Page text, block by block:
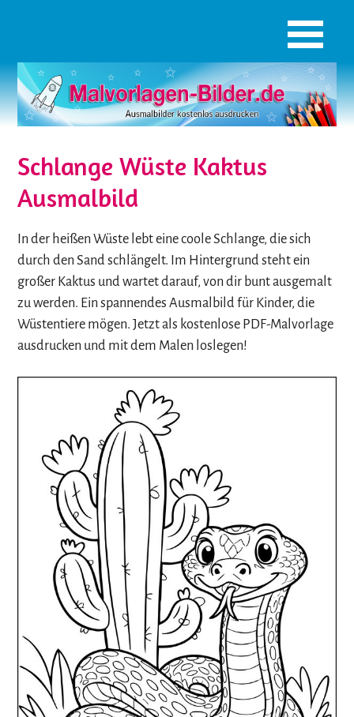
Schlange Wüste Kaktus
Ausmalbild
In der heißen Wüste lebt eine coole Schlange, die sich
durch den Sand schlängelt. Im Hintergrund steht ein
großer Kaktus und wartet darauf, von dir bunt ausgemalt
zu werden. Ein spannendes Ausmalbild für Kinder, die
Wüstentiere mögen. Jetzt als kostenlose PDF-Malvorlage
ausdrucken und mit dem Malen loslegen!